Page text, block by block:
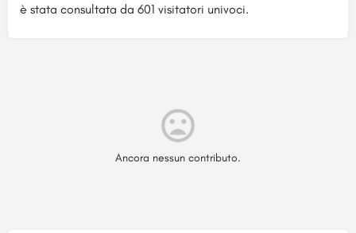
è stata consultata da 601 visitatori univoci.
Ancora nessun contributo.